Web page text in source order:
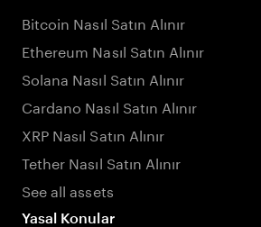
Bitcoin Nasıl Satın Alınır
Ethereum Nasıl Satın Alınır
Solana Nasıl Satın Alınır
Cardano Nasıl Satın Alınır
XRP Nasıl Satın Alınır
Tether Nasıl Satın Alınır
See all assets
Yasal Konular